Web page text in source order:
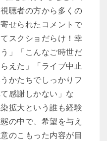
聴者の方から多くの
せられたコメントで
スクショだらけ！幸
」「こんなご時世だ
えた」「ライブ中止
かたちでしっかりフ
感謝しかない」な
拡大という誰も経験
の中で、希望を与え
のこもった内容が目